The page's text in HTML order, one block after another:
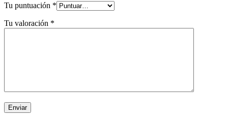
Tu puntuación *
Tu valoración *